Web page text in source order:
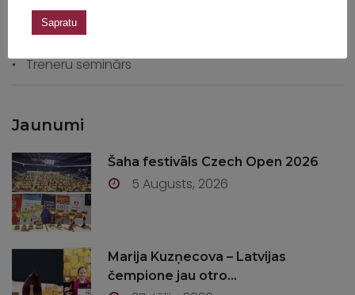
Skolas vēsture
Treneru seminārs
Jaunumi
Šaha festivāls Czech Open 2026
5 Augusts, 2026
Marija Kuzņecova – Latvijas
čempione jau otro...
Sapratu